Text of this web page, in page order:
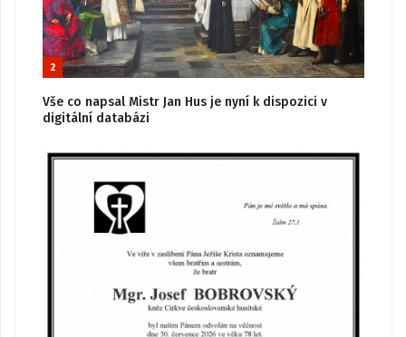
2
Vše co napsal Mistr Jan Hus je nyní k dispozici v
digitální databázi